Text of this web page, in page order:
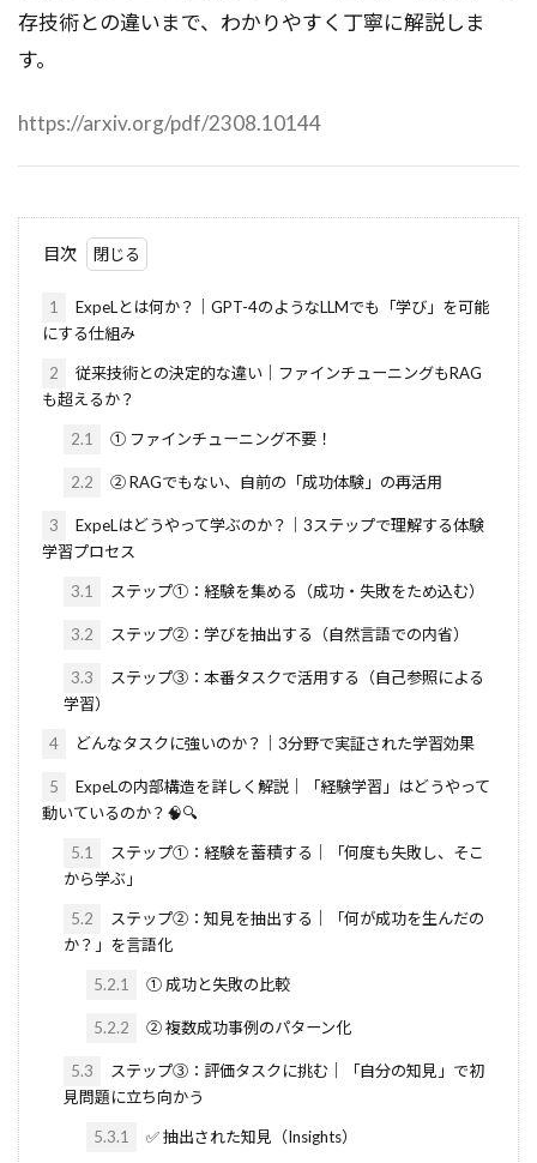
存技術との違いまで、わかりやすく丁寧に解説しま
す。
https://arxiv.org/pdf/2308.10144
目次
1
ExpeLとは何か？｜GPT-4のようなLLMでも「学び」を可能
にする仕組み
2
従来技術との決定的な違い｜ファインチューニングもRAG
も超えるか？
2.1 ① ファインチューニング不要！
2.2 ② RAGでもない、自前の「成功体験」の再活用
3
ExpeLはどうやって学ぶのか？｜3ステップで理解する体験
学習プロセス
3.1 ステップ①：経験を集める（成功・失敗をため込む）
3.2 ステップ②：学びを抽出する（自然言語での内省）
3.3
ステップ③：本番タスクで活用する（自己参照による
学習）
4 どんなタスクに強いのか？｜3分野で実証された学習効果
5
ExpeLの内部構造を詳しく解説｜「経験学習」はどうやって
動いているのか？🧠🔍
5.1
ステップ①：経験を蓄積する｜「何度も失敗し、そこ
から学ぶ」
5.2
ステップ②：知見を抽出する｜「何が成功を生んだの
か？」を言語化
5.2.1 ① 成功と失敗の比較
5.2.2 ② 複数成功事例のパターン化
5.3
ステップ③：評価タスクに挑む｜「自分の知見」で初
見問題に立ち向かう
5.3.1 ✅ 抽出された知見（Insights）